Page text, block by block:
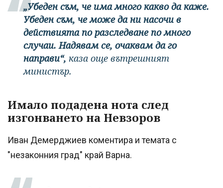
„Убеден съм, че има много какво да каже.
Убеден съм, че може да ни насочи в
действията по разследване по много
случаи. Надявам се, очаквам да го
направи“, каза още вътрешният
министър.
Имало подадена нота след
изгонването на Невзоров
Иван Демерджиев коментира и темата с
"незаконния град" край Варна.